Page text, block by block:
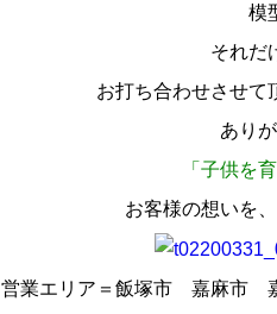
模
それだ
お打ち合わせさせて
あり
「子供を
お客様の想いを
営業エリア＝飯塚市 嘉麻